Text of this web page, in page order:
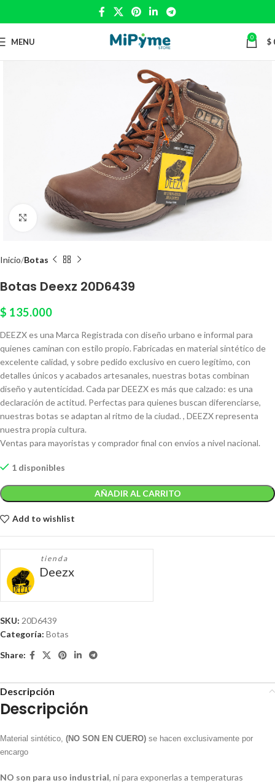
MENU 0 $
Click to enlarge
Inicio Botas
Botas Deexz 20D6439
$ 135.000
DEEZX es una Marca Registrada con diseño urbano e informal para
quienes caminan con estilo propio. Fabricadas en material sintético de
excelente calidad, y sobre pedido exclusivo en cuero legítimo, con
detalles únicos y acabados artesanales, nuestras botas combinan
diseño y autenticidad. Cada par DEEZX es más que calzado: es una
declaración de actitud. Perfectas para quienes buscan diferenciarse,
nuestras botas se adaptan al ritmo de la ciudad. , DEEZX representa
nuestra propia cultura.
Ventas para mayoristas y comprador final con envíos a nivel nacional.
1 disponibles
AÑADIR AL CARRITO
Add to wishlist
tienda
Deezx
SKU: 20D6439
Categoría: Botas
Share:
Descripción
Descripción
Material sintético, (NO SON EN CUERO) se hacen exclusivamente por
encargo
NO son para uso industrial, ni para exponerlas a temperaturas